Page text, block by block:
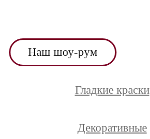
Наш шоу-рум
Гладкие краски
Декоративные